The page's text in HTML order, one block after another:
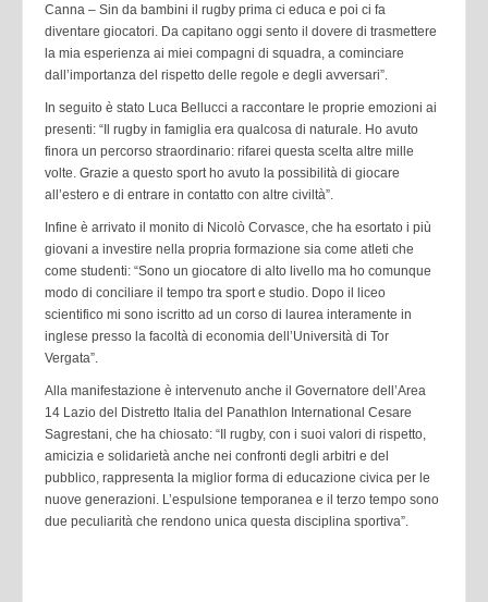
Canna – Sin da bambini il rugby prima ci educa e poi ci fa
diventare giocatori. Da capitano oggi sento il dovere di trasmettere
la mia esperienza ai miei compagni di squadra, a cominciare
dall’importanza del rispetto delle regole e degli avversari”.
In seguito è stato Luca Bellucci a raccontare le proprie emozioni ai
presenti: “Il rugby in famiglia era qualcosa di naturale. Ho avuto
finora un percorso straordinario: rifarei questa scelta altre mille
volte. Grazie a questo sport ho avuto la possibilità di giocare
all’estero e di entrare in contatto con altre civiltà”.
Infine è arrivato il monito di Nicolò Corvasce, che ha esortato i più
giovani a investire nella propria formazione sia come atleti che
come studenti: “Sono un giocatore di alto livello ma ho comunque
modo di conciliare il tempo tra sport e studio. Dopo il liceo
scientifico mi sono iscritto ad un corso di laurea interamente in
inglese presso la facoltà di economia dell’Università di Tor
Vergata”.
Alla manifestazione è intervenuto anche il Governatore dell’Area
14 Lazio del Distretto Italia del Panathlon International Cesare
Sagrestani, che ha chiosato: “Il rugby, con i suoi valori di rispetto,
amicizia e solidarietà anche nei confronti degli arbitri e del
pubblico, rappresenta la miglior forma di educazione civica per le
nuove generazioni. L’espulsione temporanea e il terzo tempo sono
due peculiarità che rendono unica questa disciplina sportiva”.